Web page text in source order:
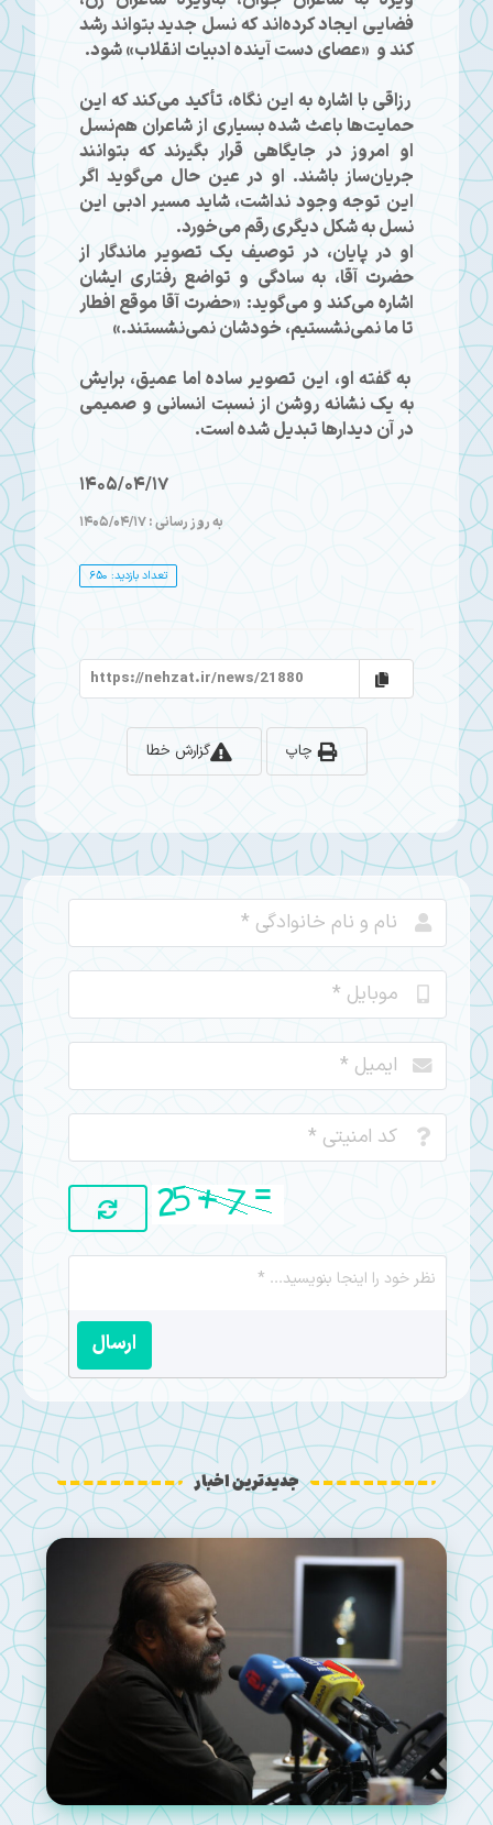
فضایی ایجاد کرده‌اند که نسل جدید بتواند رشد
کند و «عصای دست آینده ادبیات انقلاب» شود.
رزاقی با اشاره به این نگاه، تأکید می‌کند که این
حمایت‌ها باعث شده بسیاری از شاعران هم‌نسل
او امروز در جایگاهی قرار بگیرند که بتوانند
جریان‌ساز باشند. او در عین حال می‌گوید اگر
این توجه وجود نداشت، شاید مسیر ادبی این
نسل به شکل دیگری رقم می‌خورد.
او در پایان، در توصیف یک تصویر ماندگار از
حضرت آقا، به سادگی و تواضع رفتاری ایشان
اشاره می‌کند و می‌گوید: «حضرت آقا موقع افطار
تا ما نمی‌نشستیم، خودشان نمی‌نشستند.»
به گفته او، این تصویر ساده اما عمیق، برایش
به یک نشانه روشن از نسبت انسانی و صمیمی
در آن دیدارها تبدیل شده است.
1405/04/17
به روز رسانی : 1405/04/17
تعداد بازدید: 650
گزارش خطا چاپ
ارسال
جدیدترین اخبار